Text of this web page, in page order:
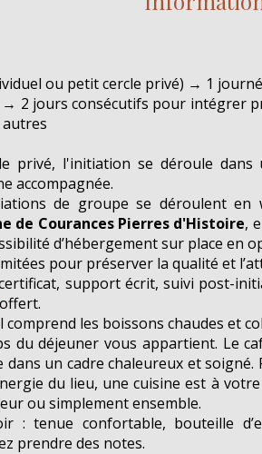
ou petit cercle privé) → 1
2 jours consécutifs pour intégrer
autres
privé, l'initiation se déroule
accompagnée.
de groupe se déroulent en
de Courances Pierres d'Histoire,
d’hébergement sur place en
pour préserver la qualité et
support écrit, suivi post-
offert.
comprend les boissons chaudes et
du déjeuner vous appartient. Le
dans un cadre chaleureux et
du lieu, une cuisine est à
ou simplement ensemble.
: tenue confortable, bouteille
prendre des notes.